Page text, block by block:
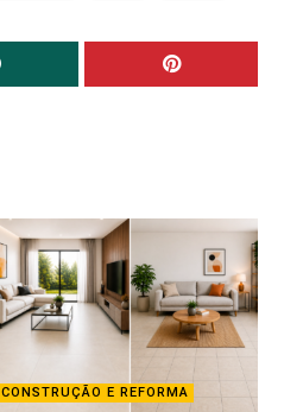
CONSTRUÇÃO E REFORMA